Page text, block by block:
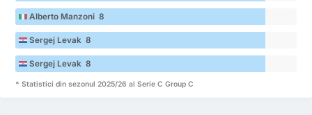
Alberto Manzoni 8
Sergej Levak 8
Sergej Levak 8
* Statistici din sezonul 2025/26 al Serie C Group C